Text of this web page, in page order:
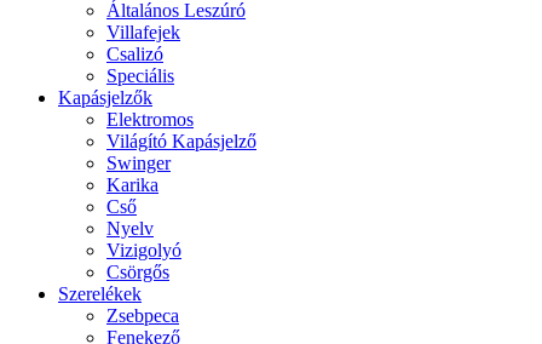
Általános Leszúró
Villafejek
Csalizó
Speciális
Kapásjelzők
Elektromos
Világító Kapásjelző
Swinger
Karika
Cső
Nyelv
Vizigolyó
Csörgős
Szerelékek
Zsebpeca
Fenekező